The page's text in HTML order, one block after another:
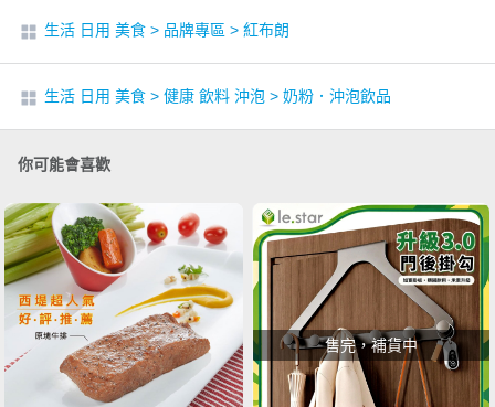
生活 日用 美食 > 品牌專區 > 紅布朗
生活 日用 美食 > 健康 飲料 沖泡 > 奶粉．沖泡飲品
你可能會喜歡
售完，補貨中